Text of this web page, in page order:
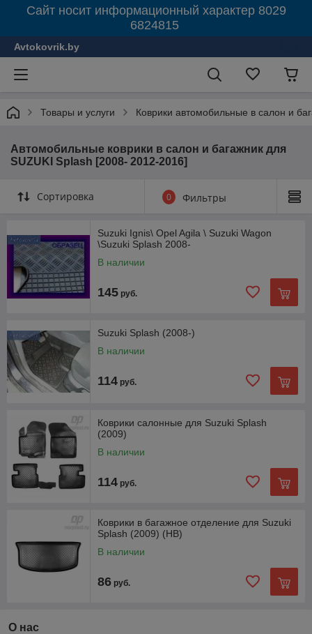
Сайт носит информационный характер 8029
6824815
Avtokovrik.by
Товары и услуги Коврики автомобильные в салон и
Автомобильные коврики в салон и багажник для
SUZUKI Splash [2008- 2012-2016]
Сортировка 0 Фильтры
Suzuki Ignis\ Opel Agila \ Suzuki Wagon
\Suzuki Splash 2008-
В наличии
145 руб.
Suzuki Splash (2008-)
В наличии
114 руб.
Коврики салонные для Suzuki Splash
(2009)
В наличии
114 руб.
Коврики в багажное отделение для Suzuki
Splash (2009) (HB)
В наличии
86 руб.
О нас